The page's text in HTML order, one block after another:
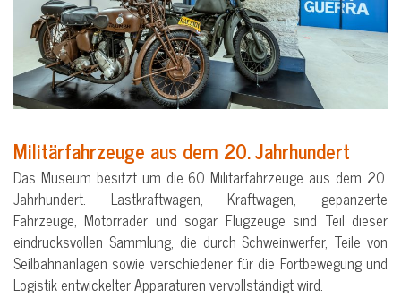
Militärfahrzeuge aus dem 20. Jahrhundert
Das Museum besitzt um die 60 Militärfahrzeuge aus dem 20.
Jahrhundert. Lastkraftwagen, Kraftwagen, gepanzerte
Fahrzeuge, Motorräder und sogar Flugzeuge sind Teil dieser
eindrucksvollen Sammlung, die durch Schweinwerfer, Teile von
Seilbahnanlagen sowie verschiedener für die Fortbewegung und
Logistik entwickelter Apparaturen vervollständigt wird.